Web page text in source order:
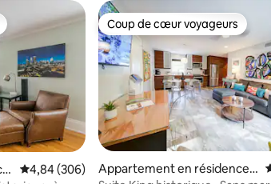
: 4,86 sur 5
Évaluation moyenne sur la base de 306
4,84 (306)
Coup de cœur voyageurs
Coup de cœur voyageurs
Appartement en résidence ⋅